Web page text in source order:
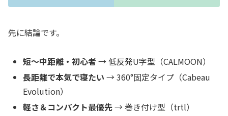
先に結論です。
短〜中距離・初心者→ 低反発U字型（CALMOON）
長距離で本気で寝たい → 360°固定タイプ（Cabeau
Evolution）
軽さ＆コンパクト最優先→ 巻き付け型（trtl）